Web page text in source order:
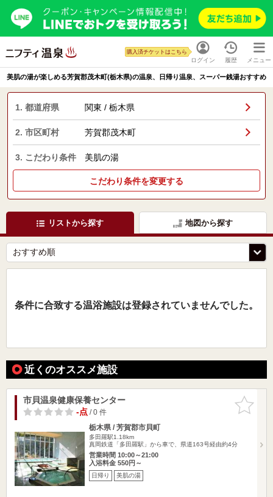
ログイン
購入済チケットはこちら
履歴 メニュー
美肌の湯が楽しめる芳賀郡茂木町(栃木県)の温泉、日帰り温泉、スーパー銭湯おすすめ
1. 都道府県 関東 / 栃木県
2. 市区町村 芳賀郡茂木町
3. こだわり条件 美肌の湯
こだわり条件を変更する
リストから探す 地図から探す
条件に合致する温浴施設は登録されていませんでした。
近くのオススメ施設
お気に入
りに追加
市貝温泉健康保養センター
-点/ 0 件
栃木県 / 芳賀郡市貝町
多田羅駅1.18km
真岡鉄道「多田羅駅」から車で、県道163号経由約4分
営業時間 10:00～21:00
入浴料金 550円～
日帰り 美肌の湯